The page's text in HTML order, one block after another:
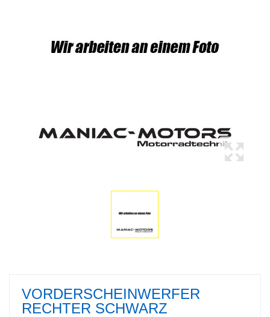
VORDERSCHEINWERFER
RECHTER SCHWARZ